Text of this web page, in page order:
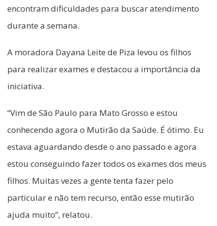
encontram dificuldades para buscar atendimento
durante a semana.
A moradora Dayana Leite de Piza levou os filhos
para realizar exames e destacou a importância da
iniciativa.
“Vim de São Paulo para Mato Grosso e estou
conhecendo agora o Mutirão da Saúde. É ótimo. Eu
estava aguardando desde o ano passado e agora
estou conseguindo fazer todos os exames dos meus
filhos. Muitas vezes a gente tenta fazer pelo
particular e não tem recurso, então esse mutirão
ajuda muito”, relatou.